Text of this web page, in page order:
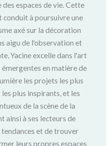
espaces de vie. Cette
à poursuivre une
axé sur la décoration
aigu de l'observation et
Yacine excelle dans l'art
en matière de
les projets les plus
plus inspirants, et les
de la scène de la
ainsi à ses lecteurs de
et de trouver
leurs propres espaces